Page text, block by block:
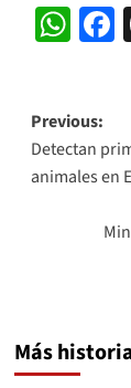
Post
Previous:
Detectan
animales en
Más